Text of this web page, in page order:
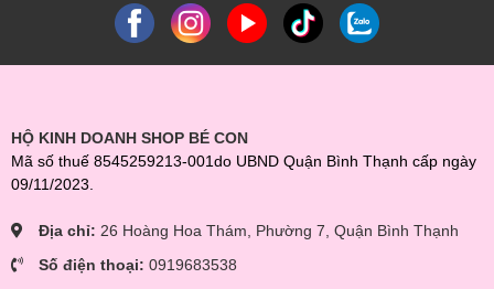
HỘ KINH DOANH SHOP BÉ CON
Mã số thuế 8545259213-001do UBND Quận Bình Thạnh cấp ngày
09/11/2023.
Địa chỉ: 26 Hoàng Hoa Thám, Phường 7, Quận Bình Thạnh
Số điện thoại: 0919683538